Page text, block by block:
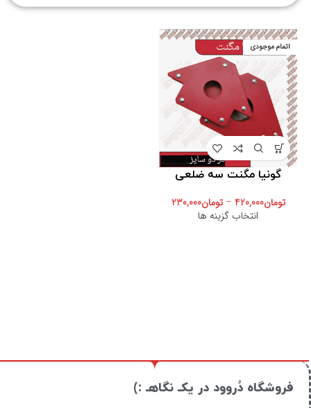
اتمام موجودی
گونیا مگنت سه ضلعی
تومان420,000
– تومان230,000
انتخاب گزینه ها
فروشگاه دُروود در یکـ نگاهـ :)